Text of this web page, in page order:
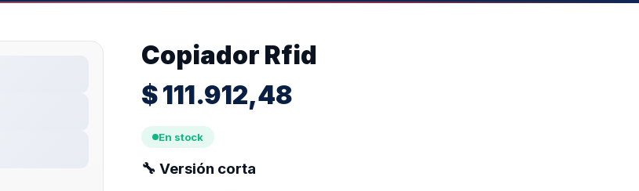
Copiador Rfid
$111.912,48
En stock
🔧Versión corta